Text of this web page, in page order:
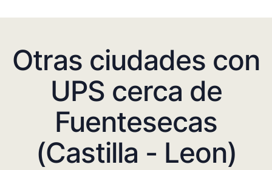
Otras ciudades con
UPS cerca de
Fuentesecas
(Castilla - Leon)